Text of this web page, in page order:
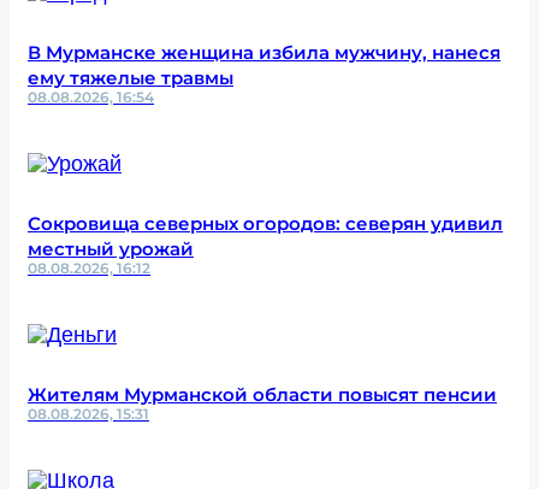
В Мурманске женщина избила мужчину, нанеся
ему тяжелые травмы
08.08.2026, 16:54
Сокровища северных огородов: северян удивил
местный урожай
08.08.2026, 16:12
Жителям Мурманской области повысят пенсии
08.08.2026, 15:31